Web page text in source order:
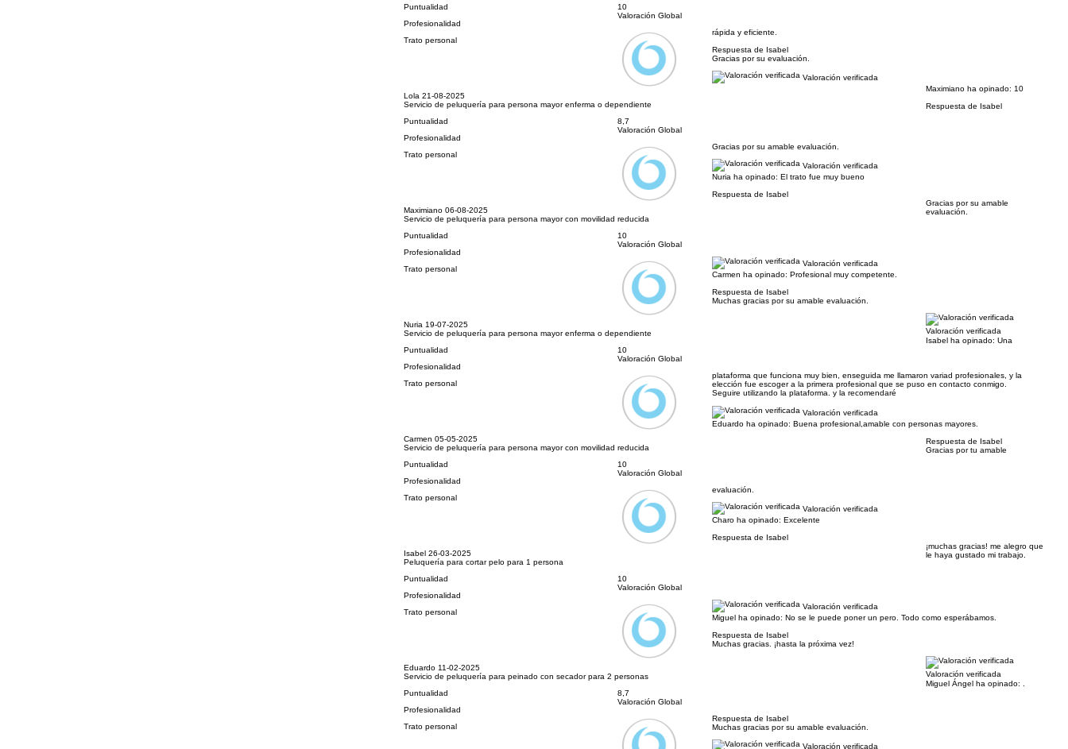
Puntualidad
Profesionalidad
Trato personal
10
Valoración Global
Lola 21-08-2025
Servicio de peluquería para persona mayor enferma o dependiente
rápida y eficiente.
Puntualidad
Profesionalidad
Trato personal
8,7
Valoración Global
Respuesta de Isabel
Gracias por su evaluación.
Valoración verificada
Maximiano 06-08-2025
Servicio de peluquería para persona mayor con movilidad reducida
Maximiano ha opinado: 10
Puntualidad
Profesionalidad
Trato personal
10
Valoración Global
Respuesta de Isabel
Gracias por su amable evaluación.
Valoración verificada
Nuria 19-07-2025
Servicio de peluquería para persona mayor enferma o dependiente
Nuria ha opinado: El trato fue muy bueno
Puntualidad
Profesionalidad
Trato personal
10
Valoración Global
Respuesta de Isabel
Gracias por su amable
evaluación.
Valoración verificada
Carmen 05-05-2025
Servicio de peluquería para persona mayor con movilidad reducida
Carmen ha opinado: Profesional muy competente.
Puntualidad
Profesionalidad
Trato personal
10
Valoración Global
Respuesta de Isabel
Muchas gracias por su amable evaluación.
Valoración verificada
Isabel 26-03-2025
Peluquería para cortar pelo para 1 persona
Isabel ha opinado: Una
plataforma que funciona muy bien, enseguida me llamaron variad profesionales, y la
elección fue escoger a la primera profesional que se puso en contacto conmigo.
Seguire utilizando la plataforma. y la recomendaré
Puntualidad
Profesionalidad
Trato personal
10
Valoración Global
Valoración verificada
Eduardo 11-02-2025
Servicio de peluquería para peinado con secador para 2 personas
Eduardo ha opinado: Buena profesional,amable con personas mayores.
Puntualidad
Profesionalidad
Trato personal
8,7
Valoración Global
Respuesta de Isabel
Gracias por tu amable
evaluación.
Valoración verificada
Charo ha opinado: Excelente
Respuesta de Isabel
¡muchas gracias! me alegro que
le haya gustado mi trabajo.
Valoración verificada
Miguel ha opinado: No se le puede poner un pero. Todo como esperábamos.
Respuesta de Isabel
Muchas gracias. ¡hasta la próxima vez!
Valoración verificada
Miguel Ángel ha opinado:
Respuesta de Isabel
Muchas gracias por su amable evaluación.
Valoración verificada